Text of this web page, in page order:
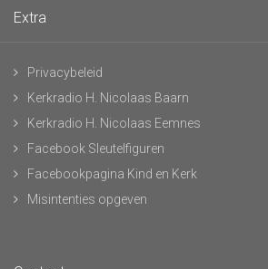
Extra
Privacybeleid
Kerkradio H. Nicolaas Baarn
Kerkradio H. Nicolaas Eemnes
Facebook Sleutelfiguren
Facebookpagina Kind en Kerk
Misintenties opgeven